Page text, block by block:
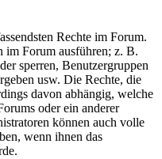
Rechte im Forum.
im Forum ausführen; z. B.
sperren, Benutzergruppen
usw. Die Rechte, die
davon abhängig, welche
oder ein anderer
können auch volle
wenn ihnen das